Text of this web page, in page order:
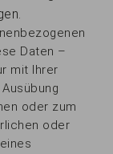
Daten –
mit Ihrer
oder zum
oder